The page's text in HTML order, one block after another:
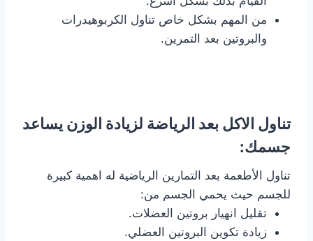
من المهم بشكل خاص تناول الكربوهيدرات
والبروتين بعد التمرين.
تناول الاكل بعد الرياضة لزيادة الوزن يساعد
جسمك:
تناول الأطعمة بعد التمارين الرياضية له اهمية كبيرة
للجسم حيث يحمي الجسم من:
تقليل انهيار بروتين العضلات.
زيادة تكوين البروتين العضلي.